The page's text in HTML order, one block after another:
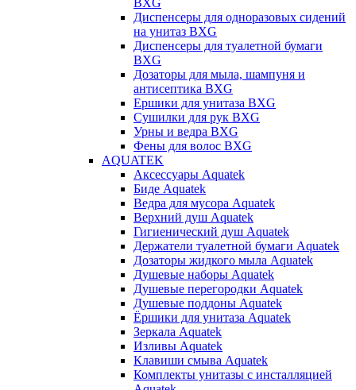
BXG
Диспенсеры для одноразовых сидений
на унитаз BXG
Диспенсеры для туалетной бумаги
BXG
Дозаторы для мыла, шампуня и
антисептика BXG
Ершики для унитаза BXG
Сушилки для рук BXG
Урны и ведра BXG
Фены для волос BXG
AQUATEK
Аксессуары Aquatek
Биде Aquatek
Ведра для мусора Aquatek
Верхний душ Aquatek
Гигиенический душ Aquatek
Держатели туалетной бумаги Aquatek
Дозаторы жидкого мыла Aquatek
Душевые наборы Aquatek
Душевые перегородки Aquatek
Душевые поддоны Aquatek
Ёршики для унитаза Aquatek
Зеркала Aquatek
Изливы Aquatek
Клавиши смыва Aquatek
Комплекты унитазы с инсталляцией